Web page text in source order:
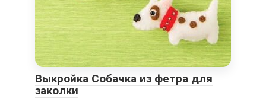
Выкройка Собачка из фетра для
заколки